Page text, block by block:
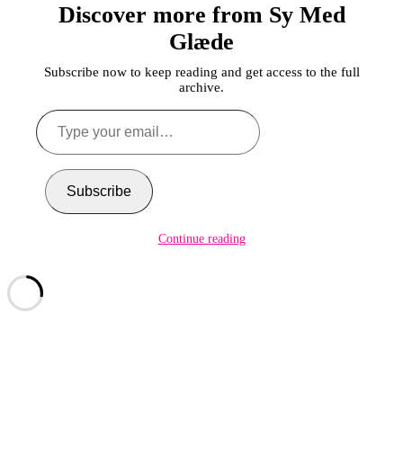
Discover more from Sy Med
Glæde
Subscribe now to keep reading and get access to the full
archive.
Type
your
email…
Subscribe
Continue reading